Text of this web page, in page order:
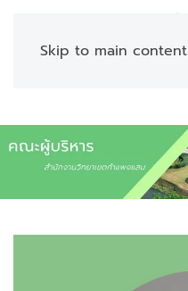
Skip to main content